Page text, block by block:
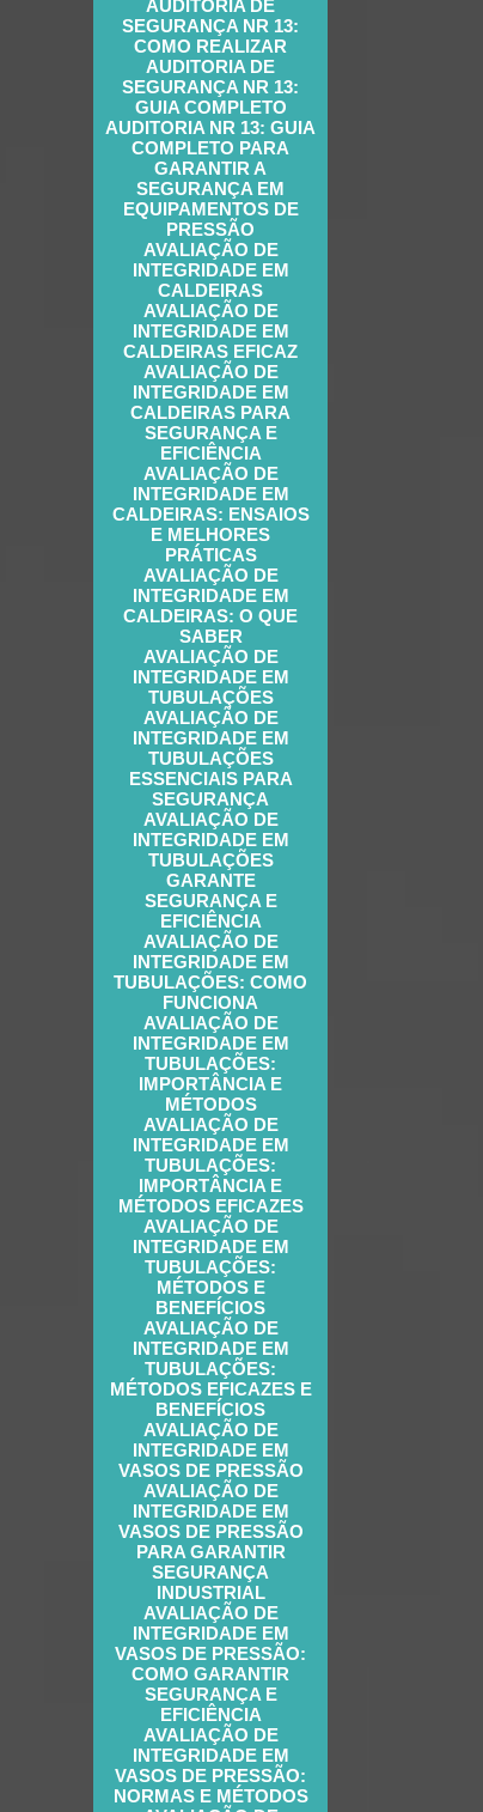
AUDITORIA DE
SEGURANÇA NR 13:
COMO REALIZAR
AUDITORIA DE
SEGURANÇA NR 13:
GUIA COMPLETO
AUDITORIA NR 13: GUIA
COMPLETO PARA
GARANTIR A
SEGURANÇA EM
EQUIPAMENTOS DE
PRESSÃO
AVALIAÇÃO DE
INTEGRIDADE EM
CALDEIRAS
AVALIAÇÃO DE
INTEGRIDADE EM
CALDEIRAS EFICAZ
AVALIAÇÃO DE
INTEGRIDADE EM
CALDEIRAS PARA
SEGURANÇA E
EFICIÊNCIA
AVALIAÇÃO DE
INTEGRIDADE EM
CALDEIRAS: ENSAIOS
E MELHORES
PRÁTICAS
AVALIAÇÃO DE
INTEGRIDADE EM
CALDEIRAS: O QUE
SABER
AVALIAÇÃO DE
INTEGRIDADE EM
TUBULAÇÕES
AVALIAÇÃO DE
INTEGRIDADE EM
TUBULAÇÕES
ESSENCIAIS PARA
SEGURANÇA
AVALIAÇÃO DE
INTEGRIDADE EM
TUBULAÇÕES
GARANTE
SEGURANÇA E
EFICIÊNCIA
AVALIAÇÃO DE
INTEGRIDADE EM
TUBULAÇÕES: COMO
FUNCIONA
AVALIAÇÃO DE
INTEGRIDADE EM
TUBULAÇÕES:
IMPORTÂNCIA E
MÉTODOS
AVALIAÇÃO DE
INTEGRIDADE EM
TUBULAÇÕES:
IMPORTÂNCIA E
MÉTODOS EFICAZES
AVALIAÇÃO DE
INTEGRIDADE EM
TUBULAÇÕES:
MÉTODOS E
BENEFÍCIOS
AVALIAÇÃO DE
INTEGRIDADE EM
TUBULAÇÕES:
MÉTODOS EFICAZES E
BENEFÍCIOS
AVALIAÇÃO DE
INTEGRIDADE EM
VASOS DE PRESSÃO
AVALIAÇÃO DE
INTEGRIDADE EM
VASOS DE PRESSÃO
PARA GARANTIR
SEGURANÇA
INDUSTRIAL
AVALIAÇÃO DE
INTEGRIDADE EM
VASOS DE PRESSÃO:
COMO GARANTIR
SEGURANÇA E
EFICIÊNCIA
AVALIAÇÃO DE
INTEGRIDADE EM
VASOS DE PRESSÃO:
NORMAS E MÉTODOS